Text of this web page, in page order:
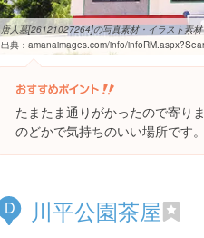
唐人墓[26121027264]の写真素材・イラスト素
出典： amanaimages.com/info/
たまたま通りがかったので寄りま
のどかで気持ちのいい場所です。
D 川平公園茶屋